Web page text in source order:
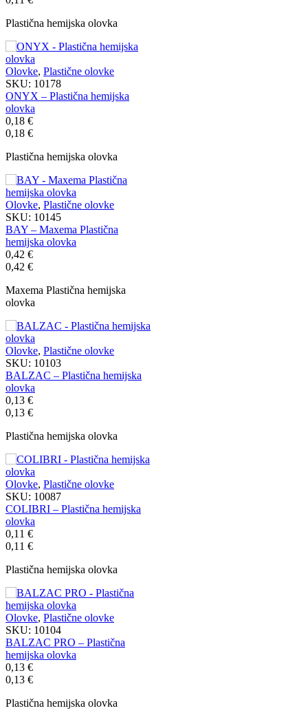
Plastična hemijska olovka
Olovke, Plastične olovke
SKU: 10178
ONYX – Plastična hemijska
olovka
0,18 €
0,18 €
Plastična hemijska olovka
Olovke, Plastične olovke
SKU: 10145
BAY – Maxema Plastična
hemijska olovka
0,42 €
0,42 €
Maxema Plastična hemijska
olovka
Olovke, Plastične olovke
SKU: 10103
BALZAC – Plastična hemijska
olovka
0,13 €
0,13 €
Plastična hemijska olovka
Olovke, Plastične olovke
SKU: 10087
COLIBRI – Plastična hemijska
olovka
0,11 €
0,11 €
Plastična hemijska olovka
Olovke, Plastične olovke
SKU: 10104
BALZAC PRO – Plastična
hemijska olovka
0,13 €
0,13 €
Plastična hemijska olovka